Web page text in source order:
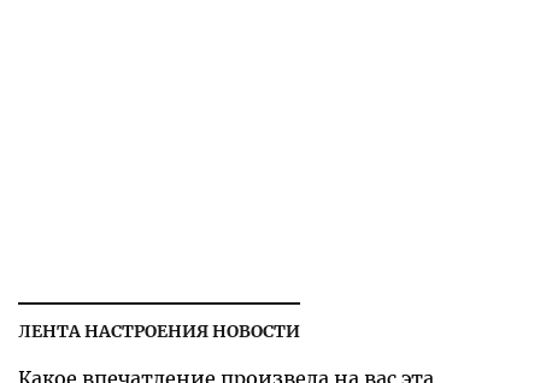
ЛЕНТА НАСТРОЕНИЯ НОВОСТИ
Какое впечатление произвела на вас эта